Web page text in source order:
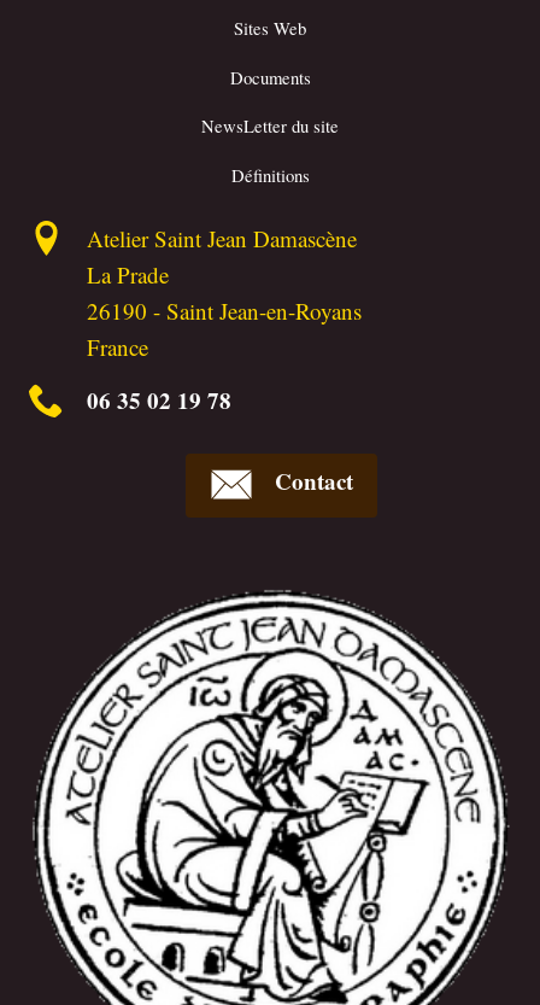
Sites Web
Documents
NewsLetter du site
Définitions
Atelier Saint Jean Damascène
La Prade
26190 -Saint Jean-en-Royans
France
06 35 02 19 78
Contact